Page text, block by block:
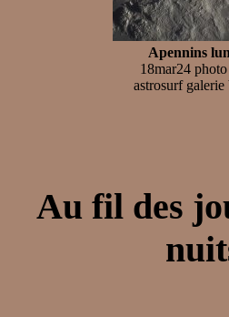
Apennins
18mar24 photo
astrosurf galerie
Au fil des